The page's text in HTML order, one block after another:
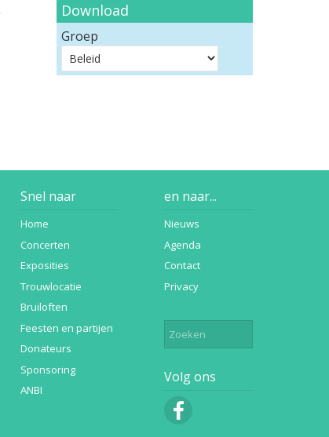
Download
Groep
Snel naar
Home
Concerten
Exposities
Trouwlocatie
Bruiloften
Feesten en partijen
Donateurs
Sponsoring
ANBI
en naar...
Nieuws
Agenda
Contact
Privacy
Volg ons